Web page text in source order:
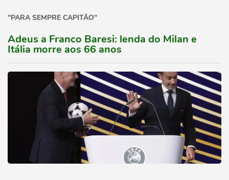
"PARA SEMPRE CAPITÃO"
Adeus a Franco Baresi: lenda do Milan e
Itália morre aos 66 anos